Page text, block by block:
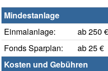
Mindestanlage
Einmalanlage:
ab 250 €
Fonds Sparplan:
ab 25 €
Kosten und Gebühren